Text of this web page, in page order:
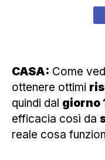
CASA: Come
ottenere ottimi
quindi dal giorno
efficacia così da
reale cosa